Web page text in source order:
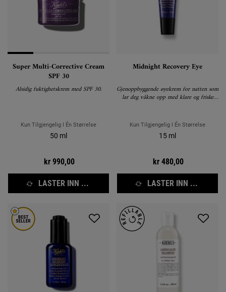
Super Multi-Corrective Cream
SPF 30
Alsidig fuktighetskrem med SPF 30.
Kun Tilgjengelig I Én Størrelse
50 ml
kr 990,00
LASTER INN ...
Midnight Recovery Eye
Gjenoppbyggende øyekrem for natten som
lar deg våkne opp med klare og friske
Kun Tilgjengelig I Én Størrelse
15 ml
kr 480,00
LASTER INN ...